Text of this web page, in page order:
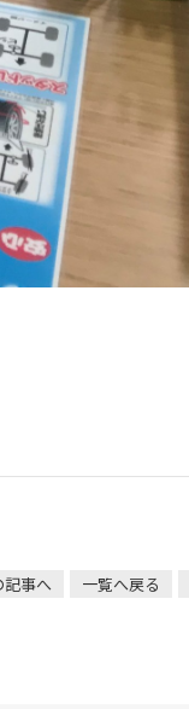
記事へ 一覧へ戻る